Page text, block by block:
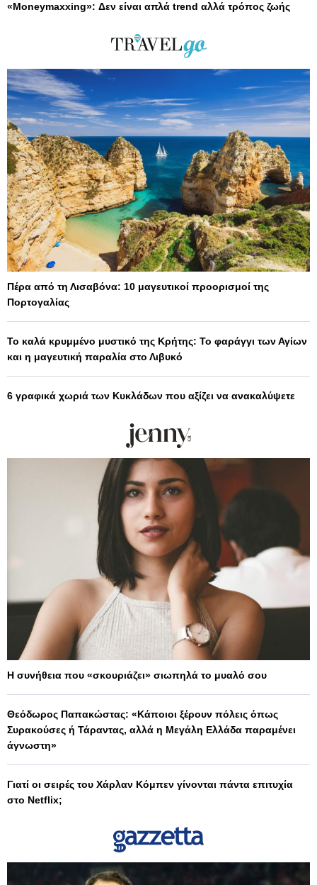
«Moneymaxxing»: Δεν είναι απλά trend αλλά τρόπος ζωής
Πέρα από τη Λισαβόνα: 10 μαγευτικοί προορισμοί της
Πορτογαλίας
Το καλά κρυμμένο μυστικό της Κρήτης: Το φαράγγι των Αγίων
και η μαγευτική παραλία στο Λιβυκό
6 γραφικά χωριά των Κυκλάδων που αξίζει να ανακαλύψετε
Η συνήθεια που «σκουριάζει» σιωπηλά το μυαλό σου
Θεόδωρος Παπακώστας: «Κάποιοι ξέρουν πόλεις όπως
Συρακούσες ή Τάραντας, αλλά η Μεγάλη Ελλάδα παραμένει
άγνωστη»
Γιατί οι σειρές του Χάρλαν Κόμπεν γίνονται πάντα επιτυχία
στο Netflix;